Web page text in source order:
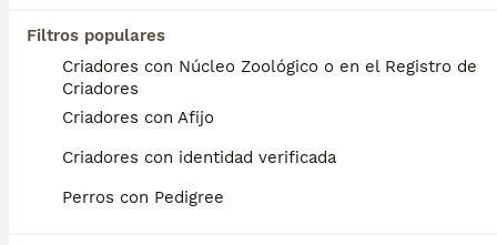
Filtros populares
Criadores con Núcleo Zoológico o en el Registro de
Criadores
Criadores con Afijo
Criadores con identidad verificada
Perros con Pedigree
Border Collie en venta
Teckel en venta
Caniche Toy en venta
Bosque de Noruega en venta
Sphynx en venta